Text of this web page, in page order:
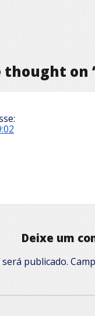
thought on
Deixe um
publicado.